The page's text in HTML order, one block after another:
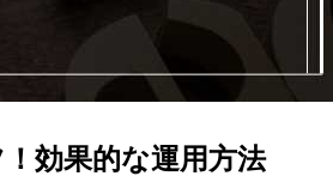
効果的な運用方法